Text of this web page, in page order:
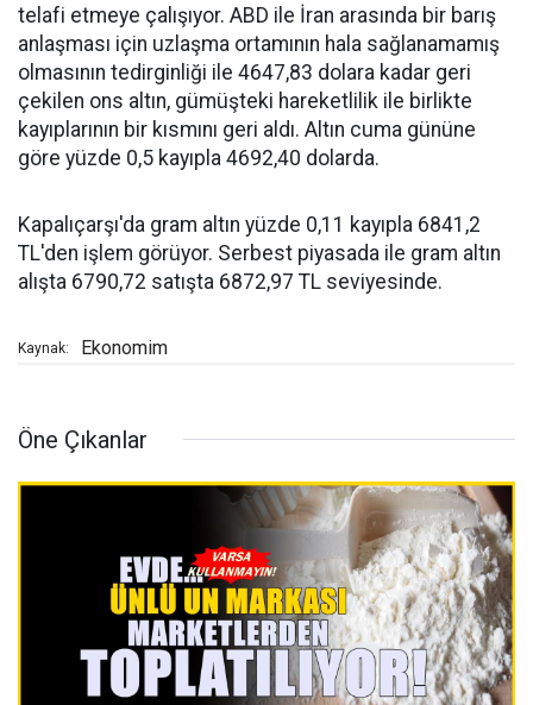
telafi etmeye çalışıyor. ABD ile İran arasında bir barış
anlaşması için uzlaşma ortamının hala sağlanamamış
olmasının tedirginliği ile 4647,83 dolara kadar geri
çekilen ons altın, gümüşteki hareketlilik ile birlikte
kayıplarının bir kısmını geri aldı. Altın cuma gününe
göre yüzde 0,5 kayıpla 4692,40 dolarda.
Kapalıçarşı'da gram altın yüzde 0,11 kayıpla 6841,2
TL'den işlem görüyor. Serbest piyasada ile gram altın
alışta 6790,72 satışta 6872,97 TL seviyesinde.
Kaynak: Ekonomim
Öne Çıkanlar